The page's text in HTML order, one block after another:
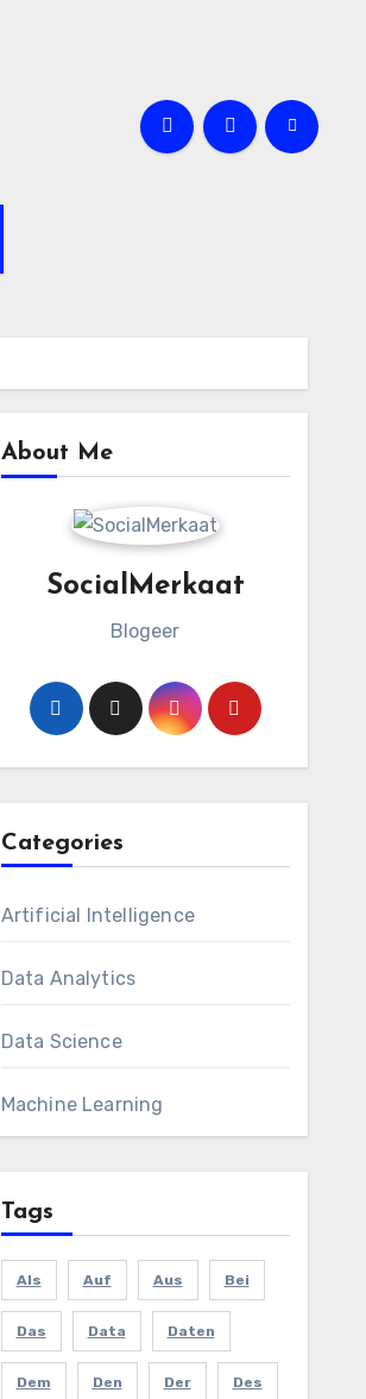
About Me
SocialMerkaat
Blogeer
Categories
Artificial Intelligence
Data Analytics
Data Science
Machine Learning
Tags
Als Auf Aus Bei
Das Data Daten
Dem Den Der Des